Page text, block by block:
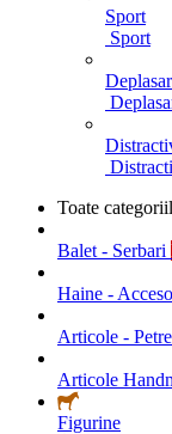
Sport
Sport
Toate
Balet - Serbari
Haine -
Articole -
Articole
Figurine